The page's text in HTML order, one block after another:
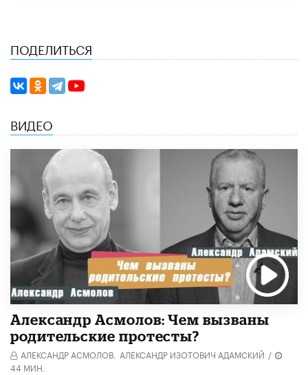
ПОДЕЛИТЬСЯ
ВИДЕО
Александр Асмолов: Чем вызваны
родительские протесты?
АЛЕКСАНДР АСМОЛОВ, АЛЕКСАНДР ИЗОТОВИЧ АДАМСКИЙ /
44 МИН.